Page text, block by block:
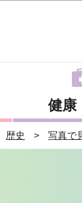
健康
歴史 写真で